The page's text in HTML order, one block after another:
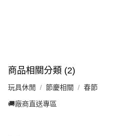
恩沛科技股份有限公司將有權停止該用戶之使
商品相關分類 (2)
玩具休閒 節慶相關 春節
🚚廠商直送專區